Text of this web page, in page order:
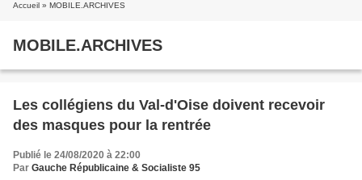
Accueil » MOBILE.ARCHIVES
MOBILE.ARCHIVES
Les collégiens du Val-d'Oise doivent recevoir
des masques pour la rentrée
Publié le 24/08/2020 à 22:00
Par Gauche Républicaine & Socialiste 95